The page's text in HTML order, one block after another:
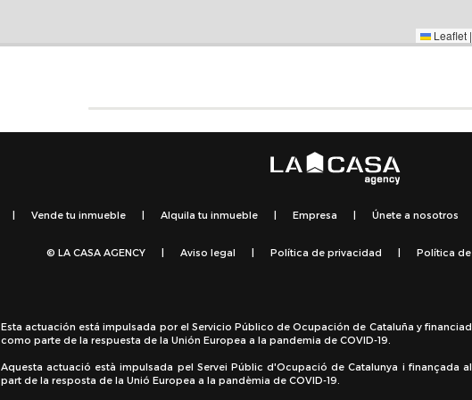
Leaflet |
| Vende tu inmueble | Alquila tu inmueble | Empresa | Únete a nosotros
© LA CASA AGENCY | Aviso legal | Política de privacidad | Política
Esta actuación está impulsada por el Servicio Público de Ocupación de Cataluña y
como parte de la respuesta de la Unión Europea a la pandemia de COVID-19.
Aquesta actuació està impulsada pel Servei Públic d'Ocupació de Catalunya i finançada
part de la resposta de la Unió Europea a la pandèmia de COVID-19.